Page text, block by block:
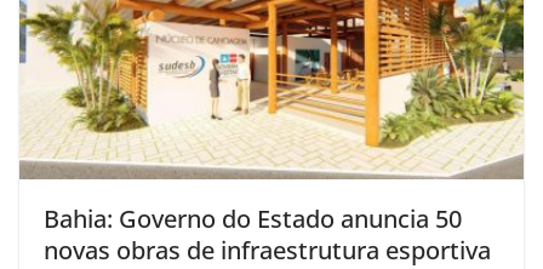
Bahia: Governo do Estado anuncia 50
novas obras de infraestrutura esportiva